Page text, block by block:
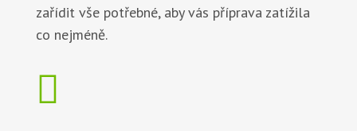
zařídit vše potřebné, aby vás příprava zatížila
co nejméně.
